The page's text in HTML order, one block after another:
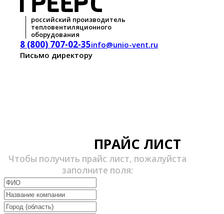
российский производитель
тепловентиляционного
оборудования
8 (800) 707-02-35info@unio-vent.ru
Письмо директору
ПРАЙС ЛИСТ
Чтобы получить прайс лист, пожалуйста
заполните поля: